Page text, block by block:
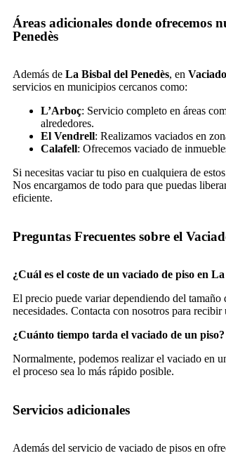
Áreas adicionales donde ofrecemos
Penedès
Además de La Bisbal del Penedès, en
servicios en municipios cercanos como:
L’Arboç: Servicio completo en áreas
alrededores.
El Vendrell: Realizamos vaciados en
Calafell: Ofrecemos vaciado de
Si necesitas vaciar tu piso en cualquiera de
Nos encargamos de todo para que puedas
eficiente.
Preguntas Frecuentes sobre el
¿Cuál es el coste de un vaciado de piso en
El precio puede variar dependiendo del
necesidades. Contacta con nosotros para
¿Cuánto tiempo tarda el vaciado de un piso?
Normalmente, podemos realizar el vaciado en
el proceso sea lo más rápido posible.
Servicios adicionales
Además del servicio de vaciado de pisos en